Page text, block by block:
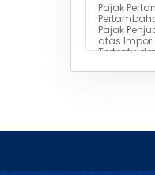
Pajak
Pajak
atas lmpor
Tertentu